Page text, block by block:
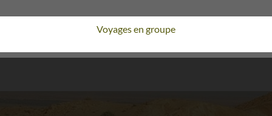
Voyages en groupe